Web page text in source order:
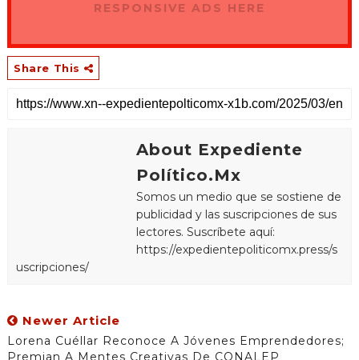
RESPONSIVE ADS HERE
Share This
About Expediente
Político.Mx
Somos un medio que se sostiene de
publicidad y las suscripciones de sus
lectores. Suscríbete aquí:
https://expedientepoliticomx.press/s
uscripciones/
Newer Article
Lorena Cuéllar Reconoce A Jóvenes Emprendedores;
Premian A Mentes Creativas De CONALEP